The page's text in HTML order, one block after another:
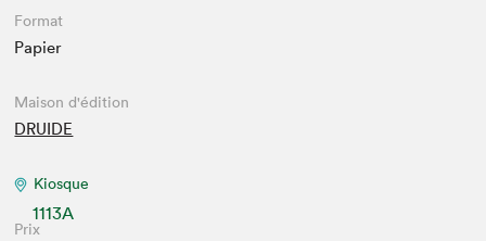
Format
Papier
Maison d'édition
DRUIDE
Kiosque
1113A
Prix